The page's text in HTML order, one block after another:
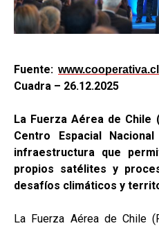
Fuente:www.cooperativa.cl
Cuadra – 26.12.2025
La Fuerza Aérea de Chile
Centro Espacial
infraestructura que
propios satélites y
desafíos climáticos y
La Fuerza Aérea de Chile